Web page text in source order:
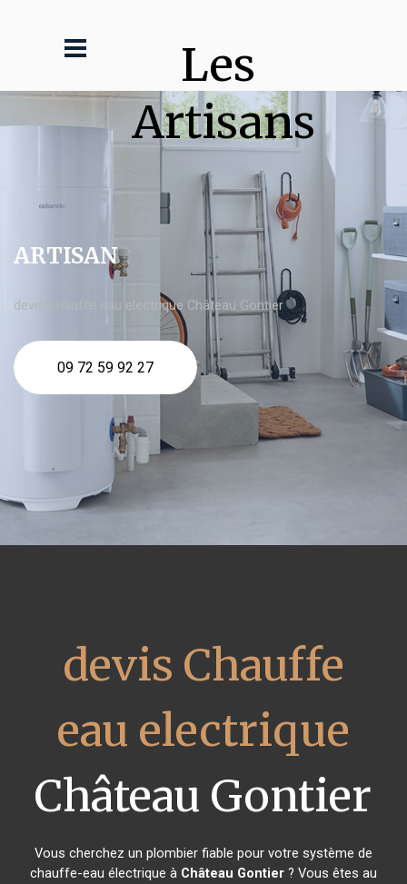
Les
Artisans
ARTISAN
devis Chauffe eau electrique Château Gontier
09 72 59 92 27
devis Chauffe
eau electrique
Château Gontier
Vous cherchez un plombier fiable pour votre système de
chauffe-eau électrique à Château Gontier? Vous êtes au